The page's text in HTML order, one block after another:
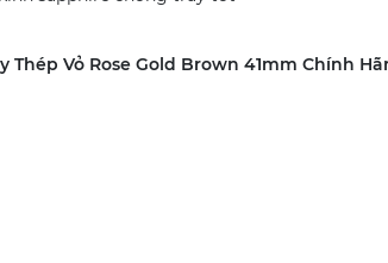
Thép Vỏ Rose Gold Brown 41mm Chính